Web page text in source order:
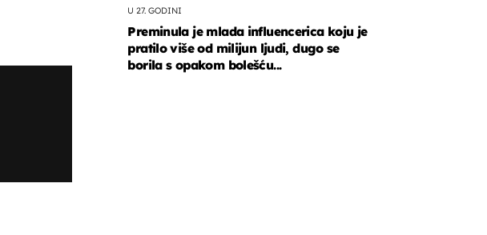
U 27. GODINI
Preminula je mlada influencerica koju je
pratilo više od milijun ljudi, dugo se
borila s opakom bolešću...